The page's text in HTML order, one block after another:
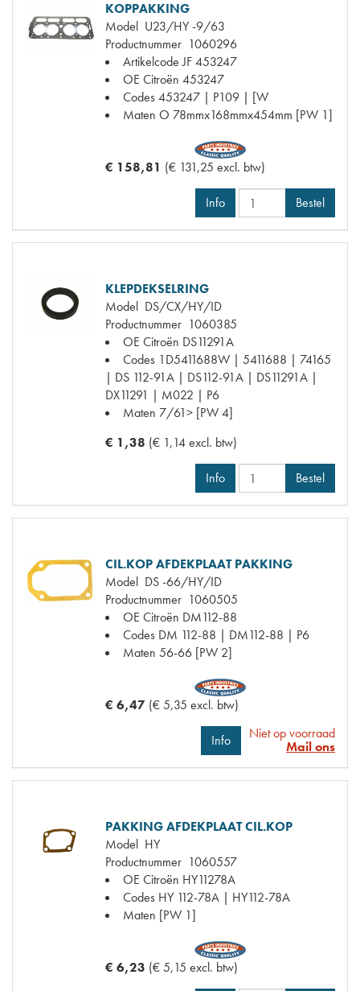
KOPPAKKING
Model U23/HY -9/63
Productnummer 1060296
Artikelcode JF453247
OE Citroën 453247
Codes453247 | P109 | [W
Maten O 78mmx168mmx454mm [PW 1]
€ 158,81 (€ 131,25 excl. btw)
Info Bestel
KLEPDEKSELRING
Model DS/CX/HY/ID
Productnummer 1060385
OE Citroën DS11291A
Codes 1D5411688W | 5411688 | 74165
| DS 112-91A | DS112-91A | DS11291A |
DX11291 | M022 | P6
Maten 7/61> [PW 4]
€ 1,38 (€ 1,14 excl. btw)
Info Bestel
CIL.KOP AFDEKPLAAT PAKKING
Model DS -66/HY/ID
Productnummer 1060505
OE Citroën DM112-88
Codes DM 112-88 | DM112-88 | P6
Maten 56-66 [PW 2]
€ 6,47 (€ 5,35 excl. btw)
Info
Niet op voorraad
Mail ons
PAKKING AFDEKPLAAT CIL.KOP
Model HY
Productnummer 1060557
OE Citroën HY11278A
Codes HY 112-78A | HY112-78A
Maten [PW 1]
€ 6,23 (€ 5,15 excl. btw)